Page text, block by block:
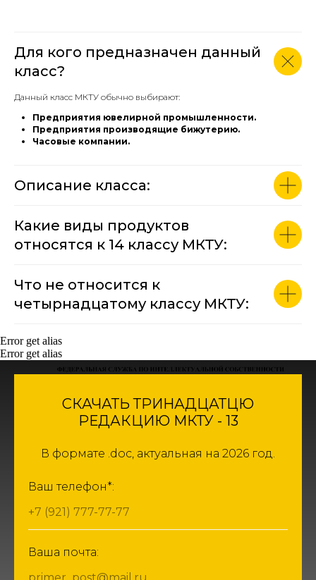
Для кого предназначен данный
класс?
Данный класс МКТУ обычно выбирают:
Предприятия ювелирной промышленности.
Предприятия производящие бижутерию.
Часовые компании.
Описание класса:
Какие виды продуктов
относятся к 14 классу МКТУ:
Что не относится к
четырнадцатому классу МКТУ:
Error get alias
Error get alias
СКАЧАТЬ ТРИНАДЦАТЦЮ
РЕДАКЦИЮ МКТУ - 13
В формате .doc, актуальная на 2026 год.
Ваш телефон*:
+7 (921) 777-77-77
Ваша почта:
primer_post@mail.ru